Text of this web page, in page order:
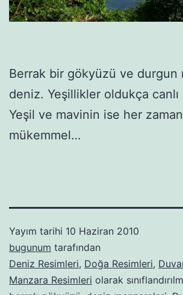
Berrak bir gökyüzü ve durgun
deniz. Yeşillikler oldukça
Yeşil ve mavinin ise her
mükemmel…
Yayım tarihi 10 Haziran 2010
bugunum tarafından
Deniz Resimleri, Doğa Resimleri,
Manzara Resimleri olarak